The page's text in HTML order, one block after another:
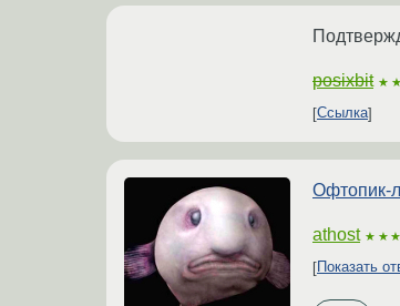
posixbit
Ссылка
Офтопик-
athost
Показать